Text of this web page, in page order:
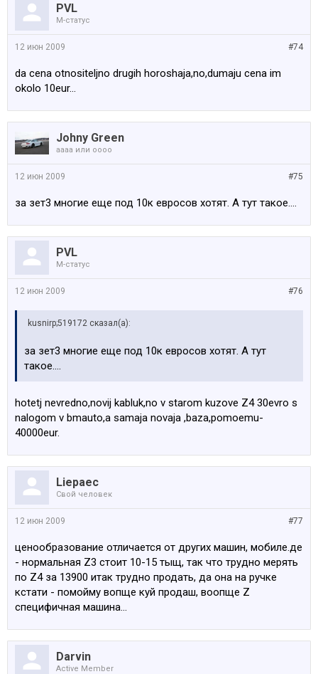
PVL
M-статус
#74
12 июн 2009
da cena otnositeljno drugih horoshaja,no,dumaju cena im
okolo 10eur...
Johny Green
аааа или оооо
#75
12 июн 2009
за зет3 многие еще под 10к евросов хотят. А тут такое....
PVL
M-статус
#76
12 июн 2009
kusnirp;519172 сказал(а):
за зет3 многие еще под 10к евросов хотят. А тут
такое....
hotetj nevredno,novij kabluk,no v starom kuzove Z4 30evro s
nalogom v bmauto,a samaja novaja ,baza,pomoemu-
40000eur.
Liepaec
Свой человек
#77
12 июн 2009
ценообразование отличается от других машин, мобиле.де
- нормальная Z3 стоит 10-15 тыщ, так что трудно мерять
по Z4 за 13900 итак трудно продать, да она на ручке
кстати - помойму вопще куй продаш, воопще Z
специфичная машина...
Darvin
Active Member